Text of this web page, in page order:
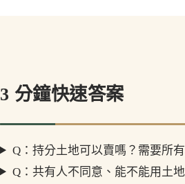
3 分鐘快速答案
Q：持分土地可以賣嗎？需要所
Q：共有人不同意、能不能用土